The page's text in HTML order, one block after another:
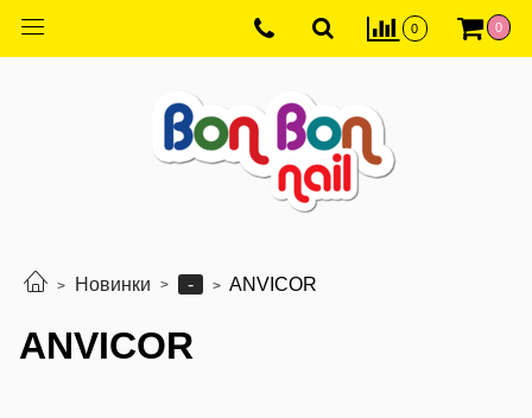
0 0
Новинки - ANVICOR
ANVICOR